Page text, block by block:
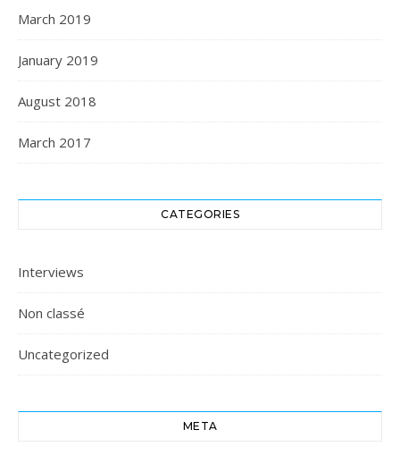
March 2019
January 2019
August 2018
March 2017
CATEGORIES
Interviews
Non classé
Uncategorized
META